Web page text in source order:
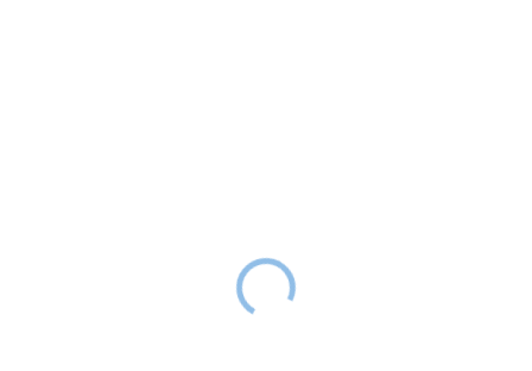
SKLADEM